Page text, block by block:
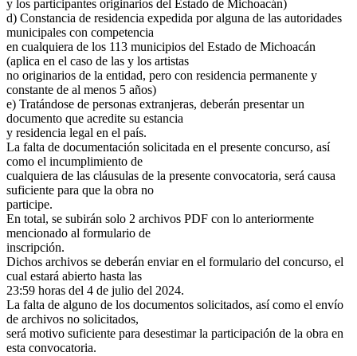
y los participantes originarios del Estado de Michoacán)
d) Constancia de residencia expedida por alguna de las autoridades
municipales con competencia
en cualquiera de los 113 municipios del Estado de Michoacán
(aplica en el caso de las y los artistas
no originarios de la entidad, pero con residencia permanente y
constante de al menos 5 años)
e) Tratándose de personas extranjeras, deberán presentar un
documento que acredite su estancia
y residencia legal en el país.
La falta de documentación solicitada en el presente concurso, así
como el incumplimiento de
cualquiera de las cláusulas de la presente convocatoria, será causa
suficiente para que la obra no
participe.
En total, se subirán solo 2 archivos PDF con lo anteriormente
mencionado al formulario de
inscripción.
Dichos archivos se deberán enviar en el formulario del concurso, el
cual estará abierto hasta las
23:59 horas del 4 de julio del 2024.
La falta de alguno de los documentos solicitados, así como el envío
de archivos no solicitados,
será motivo suficiente para desestimar la participación de la obra en
esta convocatoria.